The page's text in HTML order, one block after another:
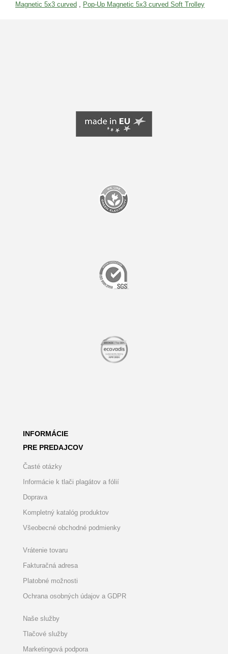
Magnetic 5x3 curved , Pop-Up Magnetic 5x3 curved Soft Trolley
INFORMÁCIE
PRE PREDAJCOV
Časté otázky
Informácie k tlači plagátov a fólií
Doprava
Kompletný katalóg produktov
Všeobecné obchodné podmienky
Vrátenie tovaru
Fakturačná adresa
Platobné možnosti
Ochrana osobných údajov a GDPR
Naše služby
Tlačové služby
Marketingová podpora